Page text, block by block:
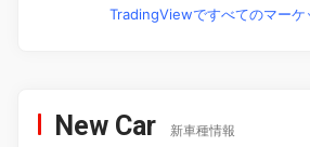
TradingViewですべてのマーケ
New Car 新車種情報